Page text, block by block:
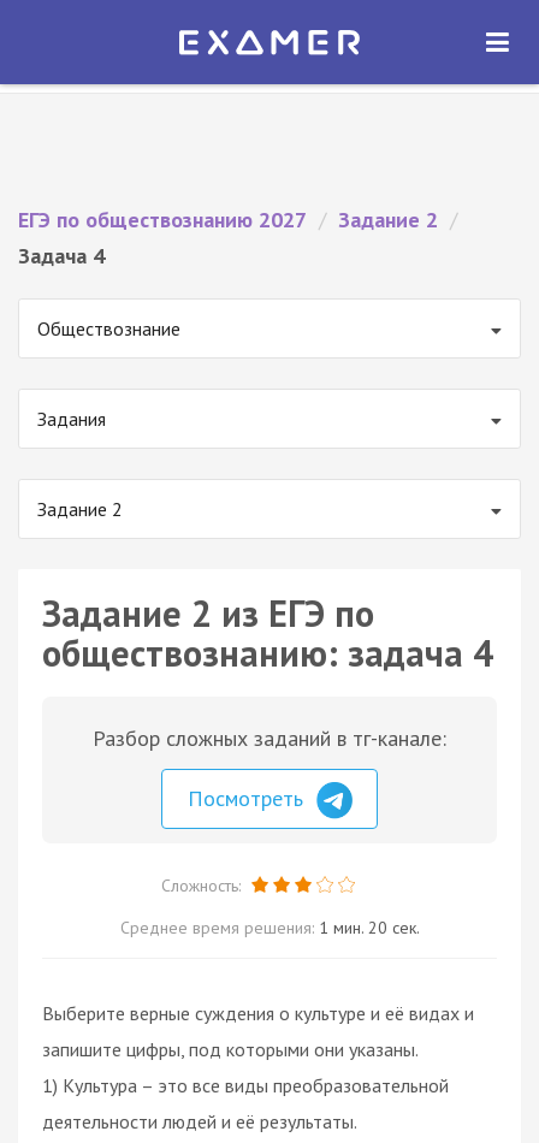
Экзамер — ЕГЭ 2027
ОТКРЫТЬ
ЕГЭ по обществознанию 2027 / Задание 2 /
Задача 4
Обществознание
Задания
Задание 2
Задание 2 из ЕГЭ по
обществознанию: задача 4
Разбор сложных заданий в тг-канале:
Посмотреть
Сложность:
Среднее время решения: 1 мин. 20 сек.
Выберите верные суждения о культуре и её видах и
запишите цифры, под которыми они указаны.
1) Культура – это все виды преобразовательной
деятельности людей и её результаты.